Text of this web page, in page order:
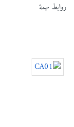
روابط مهمة